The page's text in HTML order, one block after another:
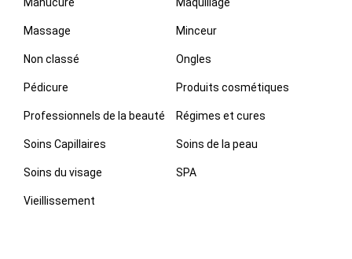
Massage Minceur
Non classé Ongles
Pédicure Produits cosmétiques
Professionnels de la beauté Régimes et cures
Soins Capillaires Soins de la peau
Soins du visage SPA
Vieillissement